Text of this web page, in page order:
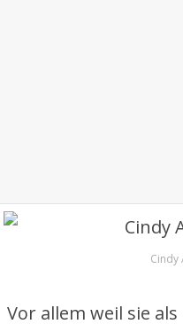
Cindy
Vor allem weil sie